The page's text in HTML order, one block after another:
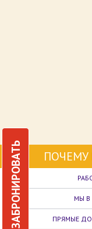
ЗАБРОНИРОВАТЬ МЫ В
ПРЯМЫЕ